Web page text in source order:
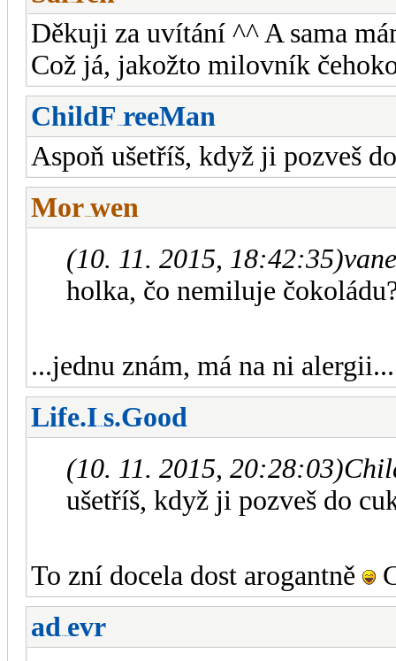
-diskusni-forum-
Děkuji za uvítání ^^ A sama
Což já, jakožto milovník
ChildF
-diskusni-forum-reeMan
Aspoň ušetříš, když ji pozveš
Mor -diskusni-forum-wen
(10. 11. 2015, 18:42:35)
holka, čo nemiluje
...jednu znám, má na ni alergii...
Life.I -diskusni-forum-s.Good
(10. 11. 2015, 20:28:03)
ušetříš, když ji pozveš do
To zní docela dost arogantně
ad
-diskusni-forum-evr